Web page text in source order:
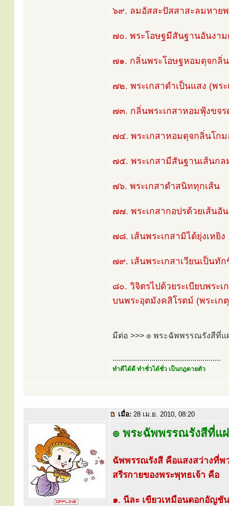
๖๙. ลมอัสสะปัสสาสะลมหายพ
๗๐. พระโอษฐมีสันฐานอันงา
๗๑. กลิ่นพระโอษฐหอมดุจกลิ่
๗๒. พระเกสาดำเป็นแสง (พร
๗๓. กลิ่นพระเกสาหอมฟุ้งขจร
๗๔. พระเกสาหอมดุจกลิ่นโก
๗๕. พระเกสามีสันฐานเส้นก
๗๖. พระเกสาดำสนิททุกเส้น
๗๗. พระเกสากอปรด้วยเส้นอัน
๗๘. เส้นพระเกสามิได้ยุ่งเหยิง
๗๙. เส้นพระเกสาเวียนเป็นทั
๘๐. วิจิตรไปด้วยระเบียบพระ
บนพระอุตมังคสิโรตม์ (พระเก
มีต่อ >>> ๏ พระฉัพพรรณรังสีที่แ
.....................................................
ทำดีได้ดี ทำชั่วได้ชั่ว เป็นกฎตายตัว
เมื่อ: 28 เม.ย. 2010, 08:20
๏ พระฉัพพรรณรังสีที่แ
ฉัพพรรณรังสี คือแสงสว่างที่พ
สรีรกายของพระพุทธเจ้า คือ
๑. นีละ เขียวเหมือนดอกอัญชัน